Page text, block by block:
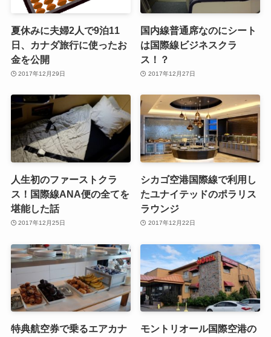
夏休みに夫婦2人で9泊11
日、カナダ旅行に使ったお
金を公開
2017年12月29日
国内線普通席なのにシート
は国際線ビジネスクラ
ス！？
2017年12月27日
人生初のファーストクラ
ス！国際線ANA便の全てを
堪能した話
2017年12月25日
シカゴ空港国際線で利用し
たユナイテッドのポラリス
ラウンジ
2017年12月22日
特典航空券で乗るエアカナ
モントリオール国際空港の